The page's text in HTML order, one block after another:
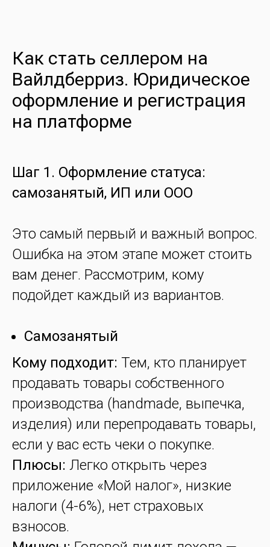
Как стать селлером на
Вайлдберриз. Юридическое
оформление и регистрация
на платформе
Шаг 1. Оформление статуса:
самозанятый, ИП или ООО
Это самый первый и важный вопрос.
Ошибка на этом этапе может стоить
вам денег. Рассмотрим, кому
подойдет каждый из вариантов.
Самозанятый
Кому подходит: Тем, кто планирует
продавать товары собственного
производства (handmade, выпечка,
изделия) или перепродавать товары,
если у вас есть чеки о покупке.
Плюсы: Легко открыть через
приложение «Мой налог», низкие
налоги (4-6%), нет страховых
взносов.